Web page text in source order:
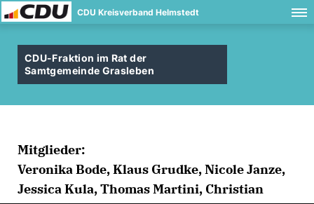
CDU Kreisverband Helmstedt
CDU-Fraktion im Rat der
Samtgemeinde Grasleben
Mitglieder:
Veronika Bode, Klaus Grudke, Nicole Janze,
Jessica Kula, Thomas Martini, Christian